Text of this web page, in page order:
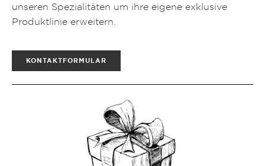
unseren Spezialitäten um ihre eigene exklusive
Produktlinie erweitern.
KONTAKTFORMULAR